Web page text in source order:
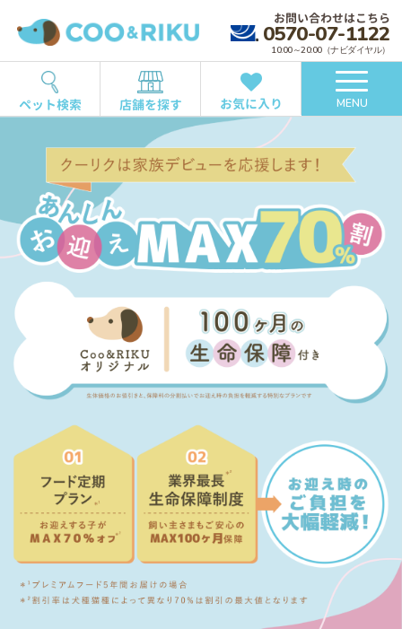
お問い合わせはこちら
0570-07-1122
10:00～20:00（ナビダイヤル）
ペット検索 店舗を探す お気に入り MENU